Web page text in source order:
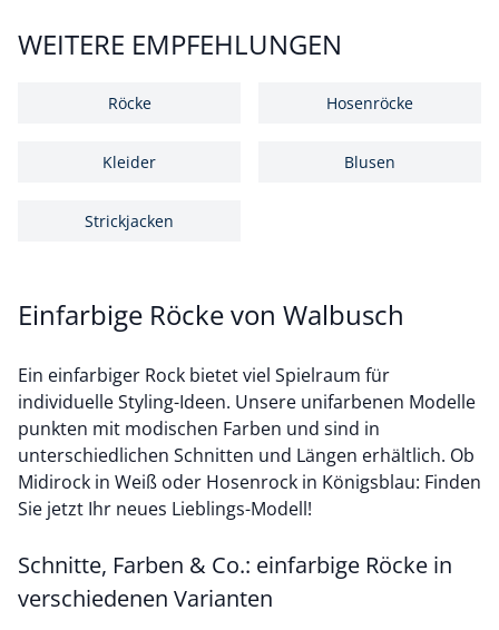
WEITERE EMPFEHLUNGEN
Röcke Hosenröcke
Kleider Blusen
Strickjacken
Einfarbige Röcke von Walbusch
Ein einfarbiger Rock bietet viel Spielraum für
individuelle Styling-Ideen. Unsere unifarbenen Modelle
punkten mit modischen Farben und sind in
unterschiedlichen Schnitten und Längen erhältlich. Ob
Midirock in Weiß oder Hosenrock in Königsblau: Finden
Sie jetzt Ihr neues Lieblings-Modell!
Schnitte, Farben & Co.: einfarbige Röcke in
verschiedenen Varianten